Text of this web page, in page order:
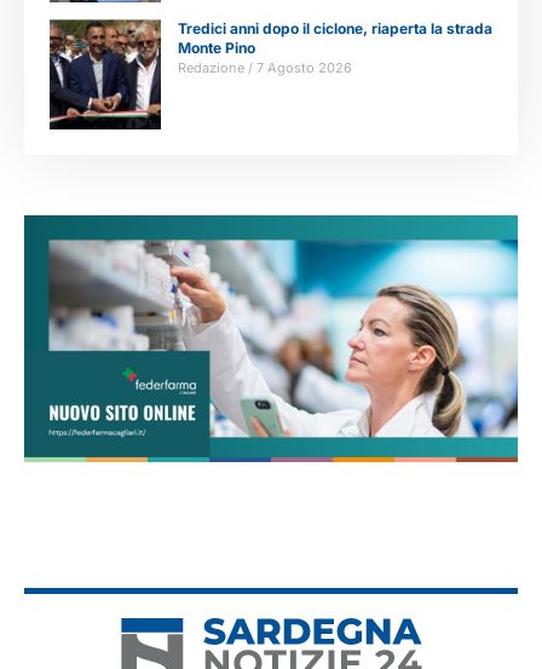
Tredici anni dopo il ciclone, riaperta la strada
Monte Pino
Redazione 7 Agosto 2026